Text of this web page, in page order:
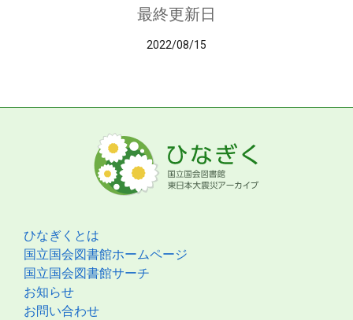
最終更新日
2022/08/15
ひなぎくとは
国立国会図書館ホームページ
国立国会図書館サーチ
お知らせ
お問い合わせ